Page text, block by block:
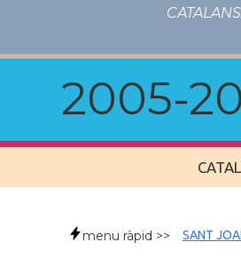
2005-
menu ràpid >> SANT